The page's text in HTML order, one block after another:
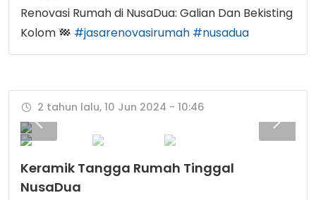
Renovasi Rumah di NusaDua: Galian Dan Bekisting
Kolom
#jasarenovasirumah #nusadua
2 tahun lalu, 10 Jun 2024 - 10:46
Keramik Tangga Rumah Tinggal
NusaDua